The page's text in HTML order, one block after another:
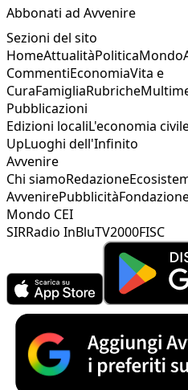
Abbonati ad Avvenire
Sezioni del sito
HomeAttualitàPoliticaMondo
CommentiEconomiaVita e
CuraFamigliaRubriche
Pubblicazioni
Edizioni localiL'economia
UpLuoghi dell'Infinito
Avvenire
Chi siamoRedazione
AvvenirePubblicità
Mondo CEI
SIRRadio InBluTV2000FISC